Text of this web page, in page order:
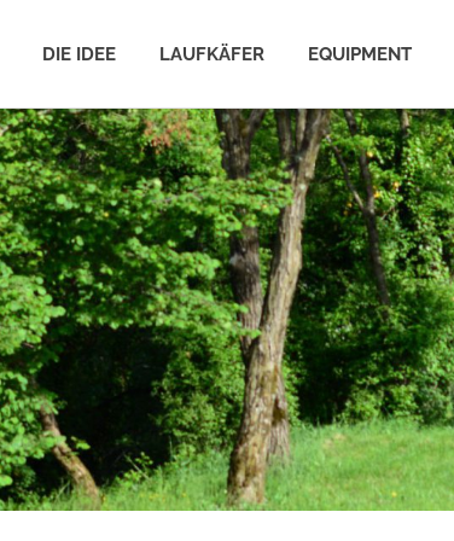
DIE IDEE LAUFKÄFER EQUIPMENT